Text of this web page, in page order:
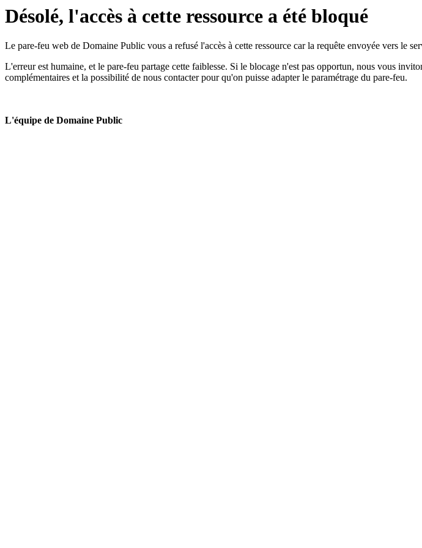
Désolé, l'accès à cette ressource a été bloqué
Le pare-feu web de Domaine Public vous a refusé l'accès à cette ressource car la requête envoyée vers le
L'erreur est humaine, et le pare-feu partage cette faiblesse. Si le blocage n'est pas opportun, nous vous
complémentaires et la possibilité de nous contacter pour qu'on puisse adapter le paramétrage du pare-feu.
L'équipe de Domaine Public